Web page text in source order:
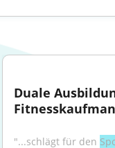
Duale
"...schlägt für den